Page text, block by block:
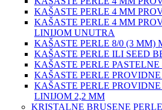
KAŠASTE PERLE 4 MM
KAŠASTE PERLE 4 MM
LINIJOM UNUTRA
KAŠASTE PERLE 8/0 (3 MM)
KAŠASTE PERLE ILI SEED
KAŠASTE PERLE
KAŠASTE PERLE PROVIDNE
KAŠASTE PERLE
LINIJOM 2,2 MM
KRISTALNE BRUSENE PERLE